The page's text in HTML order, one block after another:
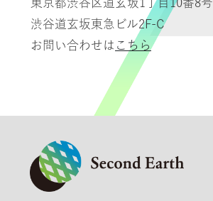
東京都渋谷区道玄坂1丁目10番8号
渋谷道玄坂東急ビル2F-C
お問い合わせは こちら